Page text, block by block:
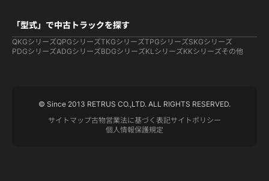
「型式」で中古トラックを探す
QKGシリーズQPGシリーズTKGシリーズTPGシリーズSKGシリーズ
PDGシリーズADGシリーズBDGシリーズKLシリーズKKシリーズその他
© Since 2013 RETRUS CO.,LTD. ALL RIGHTS RESERVED.
サイトマップ古物営業法に基づく表記サイトポリシー
個人情報保護規定